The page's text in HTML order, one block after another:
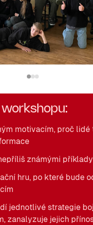
motivacím, proč lidé
známými příklady
hru, po které bude
jednotlivé strategie
zanalyzuje jejich